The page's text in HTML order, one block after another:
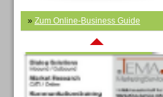
» Zum Online-Business Guide
Inbound